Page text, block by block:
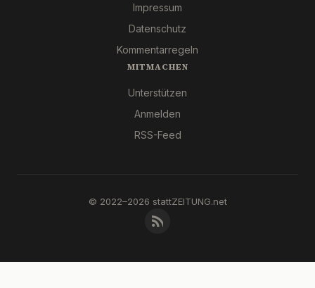
Impressum
Datenschutz
Kommentarregeln
MITMACHEN
Unterstützen
Anmelden
RSS-Feed
© 2022–2026 stattZEITUNG.net